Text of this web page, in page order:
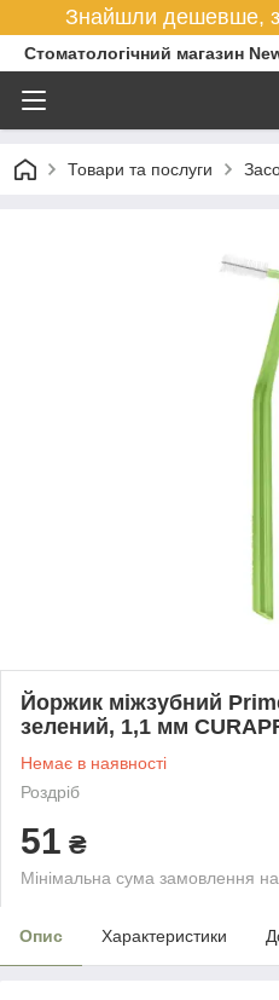
Знайшли дешевше,
Стоматологічний магазин
Товари та послуги
Йоржик міжзубний
зелений, 1,1 мм
Немає в наявності
Роздріб
51 ₴
Мінімальна сума замовлення
Опис Характеристики